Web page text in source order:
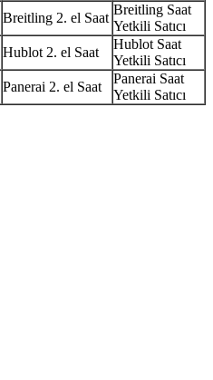
Breitling 2. el Saat
Breitling Saat
Yetkili Satıcı
Hublot 2. el Saat
Hublot Saat
Yetkili Satıcı
Panerai 2. el Saat
Panerai Saat
Yetkili Satıcı